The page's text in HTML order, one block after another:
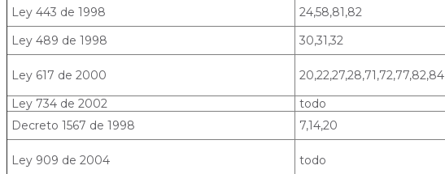
Ley 443 de 1998
24,58,81,82
Ley 489 de 1998
30,31,32
Ley 617 de 2000
20,22,27,28,71,72,77,82,84
Ley 734 de 2002
todo
Decreto 1567 de 1998
7,14,20
Ley 909 de 2004
todo